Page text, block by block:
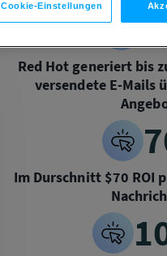
Red Hot generiert bis
versendete E-Mails
Im Durschnitt $70 ROI
Cookie-Einstellungen